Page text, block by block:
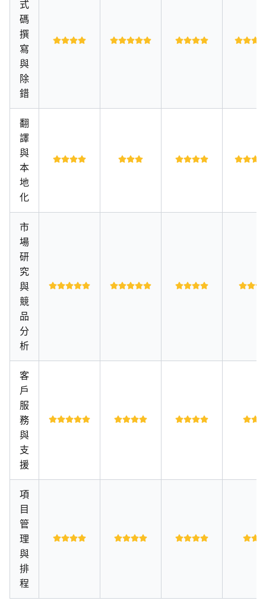
式
碼
撰
寫
與
除
錯
翻
譯
與
本
地
化
市
場
研
究
與
競
品
分
析
客
戶
服
務
與
支
援
項
目
管
理
與
排
程